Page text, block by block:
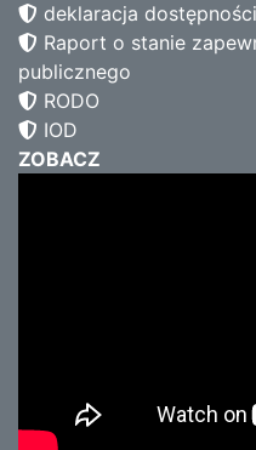
deklaracja
Raport o stanie
publicznego
RODO
IOD
ZOBACZ